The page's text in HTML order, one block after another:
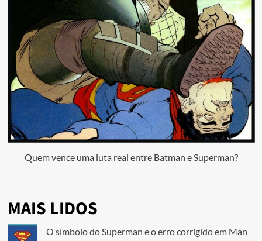
Quem vence uma luta real entre Batman e Superman?
MAIS LIDOS
O símbolo do Superman e o erro corrigido em Man